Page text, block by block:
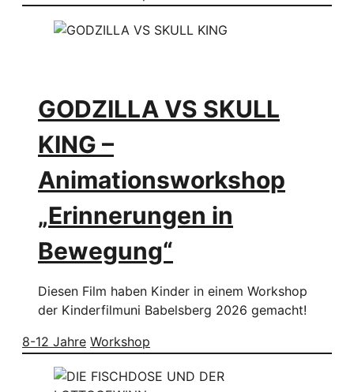
GODZILLA VS SKULL
KING –
Animationsworkshop
„Erinnerungen in
Bewegung“
Diesen Film haben Kinder in einem Workshop
der Kinderfilmuni Babelsberg 2026 gemacht!
8-12 Jahre Workshop